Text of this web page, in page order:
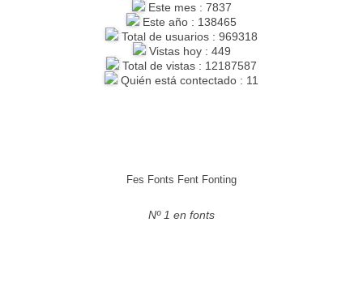
Este mes : 7837
Este año : 138465
Total de usuarios : 969318
Vistas hoy : 449
Total de vistas : 12187587
Quién está contectado : 11
Fes Fonts Fent Fonting
Nº 1 en fonts